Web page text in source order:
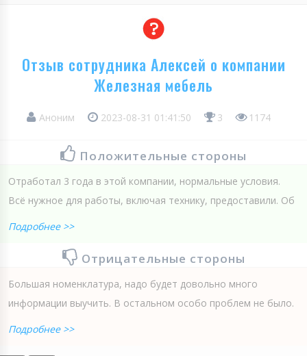
Отзыв сотрудника Алексей о компании
Железная мебель
Аноним 2023-08-31 01:41:50 3 1174
Положительные стороны
Отработал 3 года в этой компании, нормальные условия.
Всё нужное для работы, включая технику, предоставили. Об
Подробнее >>
Отрицательные стороны
Большая номенклатура, надо будет довольно много
информации выучить. В остальном особо проблем не было.
Подробнее >>